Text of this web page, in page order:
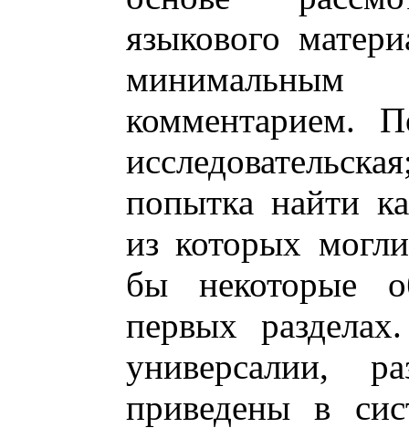
языкового
комментарием.
попытка найти
из которых
бы некоторые
первых
универсалии,
приведены в